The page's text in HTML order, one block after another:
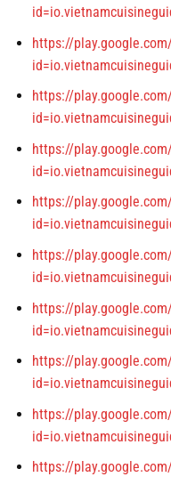
https://
https://
https://
https://
https://
https://
https://
https://
https://